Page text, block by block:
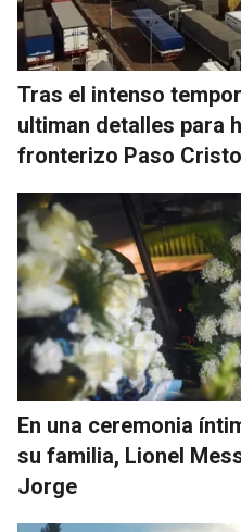
Tras el intenso
ultiman detalles para
fronterizo Paso
En una ceremonia
su familia, Lionel
Jorge